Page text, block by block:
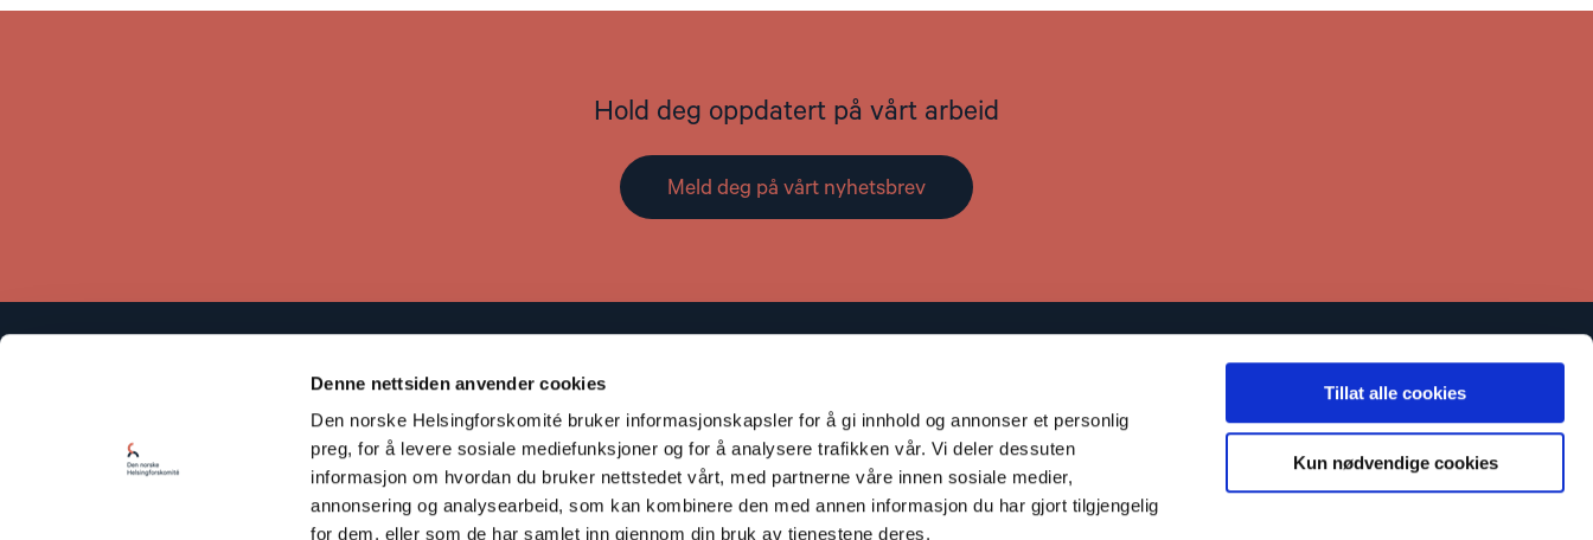
Denne nettsiden anvender cookies
Den norske Helsingforskomité bruker informasjonskapsler for å gi innhold og annonser et personlig
preg, for å levere sosiale mediefunksjoner og for å analysere trafikken vår. Vi deler dessuten
informasjon om hvordan du bruker nettstedet vårt, med partnerne våre innen sosiale medier,
annonsering og analysearbeid, som kan kombinere den med annen informasjon du har gjort tilgjengelig
for dem, eller som de har samlet inn gjennom din bruk av tjenestene deres.
Tillat alle cookies
Kun nødvendige cookies
Hold deg oppdatert på vårt arbeid
Meld deg på vårt nyhetsbrev
Helsingforserklæringen som fastslår at respekt for
menneskerettighetene er avgjørende for å bevare fred og
samarbeid mellom statene.
Adresse: St. Olavs gate 25, 0166 OSLO
Post: Postboks 357 Sentrum, 0101 OSLO
Telefon: +47 953 32 235
Gavekonto: 5081 05 58927
Kontakt
Støtt oss
Varsling om kritikkverdige forhold